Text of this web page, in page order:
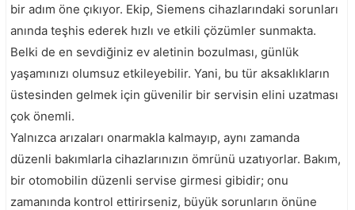
bir adım öne çıkıyor. Ekip, Siemens cihazlarındaki sorunları
anında teşhis ederek hızlı ve etkili çözümler sunmakta.
Belki de en sevdiğiniz ev aletinin bozulması, günlük
yaşamınızı olumsuz etkileyebilir. Yani, bu tür aksaklıkların
üstesinden gelmek için güvenilir bir servisin elini uzatması
çok önemli.
Yalnızca arızaları onarmakla kalmayıp, aynı zamanda
düzenli bakımlarla cihazlarınızın ömrünü uzatıyorlar. Bakım,
bir otomobilin düzenli servise girmesi gibidir; onu
zamanında kontrol ettirirseniz, büyük sorunların önüne